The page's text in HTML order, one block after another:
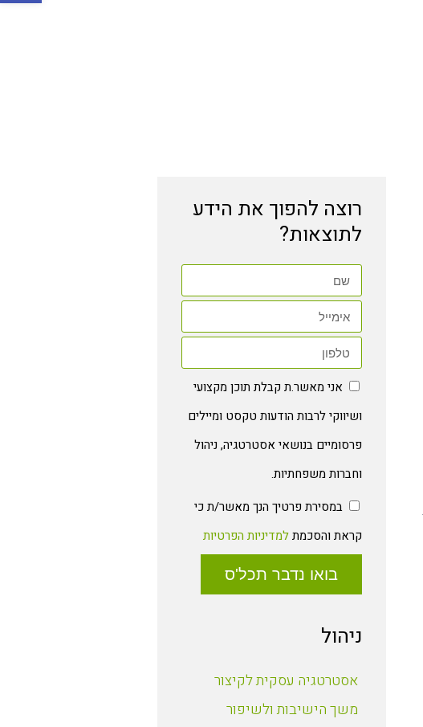
רוצה להפוך את הידע
לתוצאות?
אני מאשר.ת קבלת תוכן מקצועי
ושיווקי לרבות הודעות טקסט ומיילים
פרסומיים בנושאי אסטרטגיה, ניהול
וחברות משפחתיות.
במסירת פרטיך הנך מאשר/ת כי
קראת והסכמתלמדיניות הפרטיות
בואו נדבר תכל'ס
ניהול
אסטרטגיה עסקית לקיצור
משך הישיבות ולשיפור